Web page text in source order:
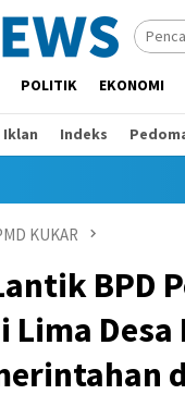
POLITIK EKONOMI
Indeks
KUKAR
BPD
Desa